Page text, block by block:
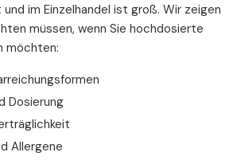
im Einzelhandel ist groß. Wir zeigen
müssen, wenn Sie hochdosierte
möchten:
Dosierung
Allergene